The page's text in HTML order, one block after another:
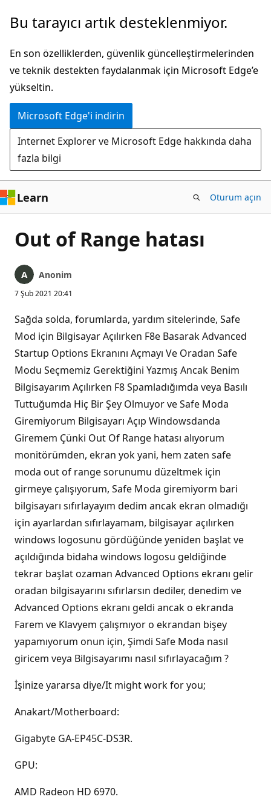
Ana
atla
Bu tarayıcı artık desteklenmiyor.
En son özelliklerden, güvenlik güncelleştirmelerinden
ve teknik destekten faydalanmak için Microsoft Edge’e
yükseltin.
Microsoft Edge'i indirin
Internet Explorer ve Microsoft Edge hakkında daha
fazla bilgi
Learn Oturum açın
Out of Range hatası
Anonim
7 Şub 2021 20:41
Sağda solda, forumlarda, yardım sitelerinde, Safe
Mod için Bilgisayar Açılırken F8e Basarak Advanced
Startup Options Ekranını Açmayı Ve Oradan Safe
Modu Seçmemiz Gerektiğini Yazmış Ancak Benim
Bilgisayarım Açılırken F8 Spamladığımda veya Basılı
Tuttuğumda Hiç Bir Şey Olmuyor ve Safe Moda
Giremiyorum Bilgisayarı Açıp Windowsdanda
Giremem Çünki Out Of Range hatası alıyorum
monitörümden, ekran yok yani, hem zaten safe
moda out of range sorunumu düzeltmek için
girmeye çalışıyorum, Safe Moda giremiyorm bari
bilgisayarı sıfırlayayım dedim ancak ekran olmadığı
için ayarlardan sıfırlayamam, bilgisayar açılırken
windows logosunu gördüğünde yeniden başlat ve
açıldığında bidaha windows logosu geldiğinde
tekrar başlat ozaman Advanced Options ekranı gelir
oradan bilgisayarını sıfırlarsın dediler, denedim ve
Advanced Options ekranı geldi ancak o ekranda
Farem ve Klavyem çalışmıyor o ekrandan bişey
yapamıyorum onun için, Şimdi Safe Moda nasıl
giricem veya Bilgisayarımı nasıl sıfırlayacağım ?
İşinize yararsa diye/It might work for you;
Anakart/Motherboard:
Gigabyte GA-EP45C-DS3R.
GPU:
AMD Radeon HD 6970.